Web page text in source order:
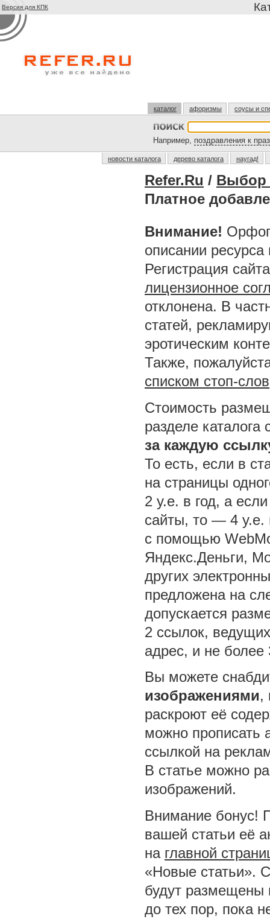
Версия для КПК
каталог афоризмы соусы и
Например, поздравления к
новости каталога дерево каталога наугад!
Refer.Ru / Выбор
Платное
Внимание!
описании
Регистрация
лицензионное
отклонена. В
статей,
эротическим
Также,
списком стоп-слов
Стоимость
разделе каталога
за каждую
То есть, если в
на страницы
2 у.е. в год, а
сайты, то — 4 у.е.
с помощью
Яндекс.Деньги,
других
предложена на
допускается
2 ссылок,
адрес, и не более
Вы можете
изображениями,
раскроют её
можно прописать
ссылкой на
В статье можно
изображений.
Внимание бонус!
вашей статьи её
на главной
«Новые статьи».
будут размещены
до тех пор, пока